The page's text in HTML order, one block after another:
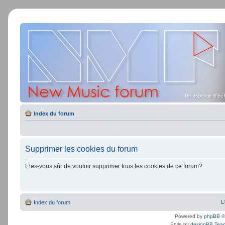
Index du forum
Supprimer les cookies du forum
Etes-vous sûr de vouloir supprimer tous les cookies de ce forum?
Index du forum
Powered by phpBB